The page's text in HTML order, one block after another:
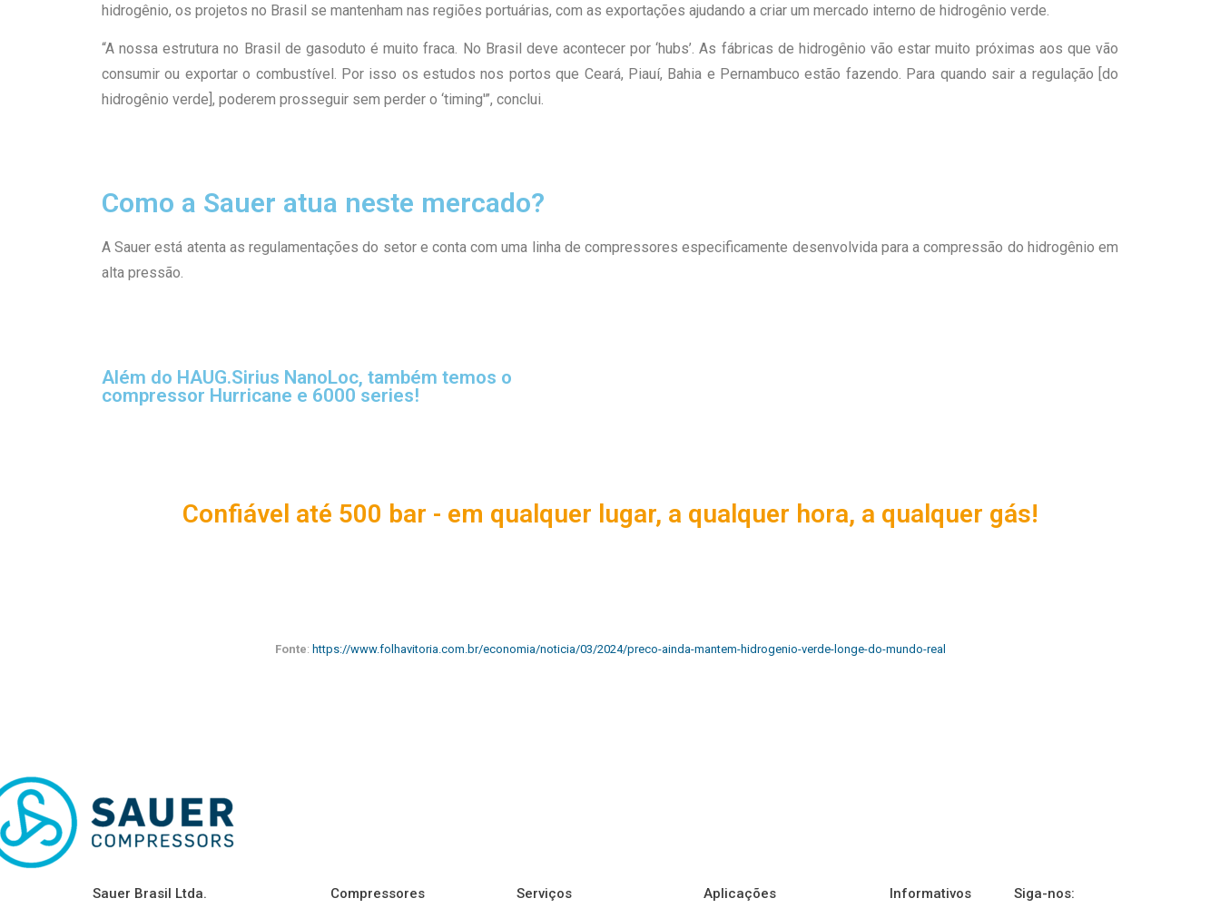
hidrogênio, os projetos no Brasil se mantenham nas regiões portuárias, com as exportações ajudando a criar um mercado interno de hidrogênio verde.
“A nossa estrutura no Brasil de gasoduto é muito fraca. No Brasil deve acontecer por ‘hubs’. As fábricas de hidrogênio vão estar muito próximas aos que vão
consumir ou exportar o combustível. Por isso os estudos nos portos que Ceará, Piauí, Bahia e Pernambuco estão fazendo. Para quando sair a regulação [do
hidrogênio verde], poderem prosseguir sem perder o ‘timing'”, conclui.
Como a Sauer atua neste mercado?
A Sauer está atenta as regulamentações do setor e conta com uma linha de compressores especificamente desenvolvida para a compressão do hidrogênio em
alta pressão.
Além do HAUG.Sirius NanoLoc, também temos o
compressor Hurricane e 6000 series!
Confiável até 500 bar - em qualquer lugar, a qualquer hora, a qualquer gás!
Fonte: https://www.folhavitoria.com.br/economia/noticia/03/2024/preco-ainda-mantem-hidrogenio-verde-longe-do-mundo-real
Sauer Brasil Ltda. Compressores Serviços Aplicações Informativos Siga-nos: